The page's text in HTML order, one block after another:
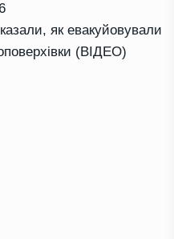
як евакуйовували
(ВІДЕО)